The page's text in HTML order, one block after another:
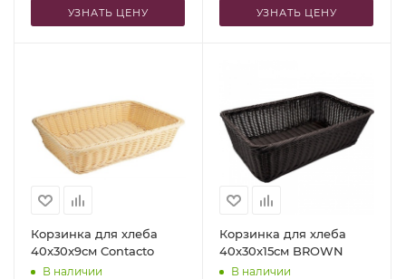
УЗНАТЬ ЦЕНУ УЗНАТЬ ЦЕНУ
Корзинка для хлеба
40x30x9см Contacto
В наличии
Корзинка для хлеба
40x30x15см BROWN
В наличии